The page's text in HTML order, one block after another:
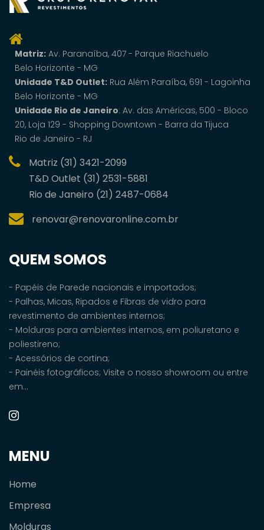
Matriz: Av. Paranaí­ba, 407 - Parque Riachuelo
Belo Horizonte - MG
Unidade T&D Outlet: Rua Além Paraíba, 691 - Lagoinha
Belo Horizonte - MG
Unidade Rio de Janeiro: Av. das Américas, 500 - Bloco
20, Loja 129 - Shopping Downtown - Barra da Tijuca
Rio de Janeiro - RJ
Matriz (31) 3421-2099
T&D Outlet (31) 2531-5881
Rio de Janeiro (21) 2487-0684
renovar@renovaronline.com.br
QUEM SOMOS
- Papéis de Parede nacionais e importados;
- Palhas, Micas, Ripados e Fibras de vidro para
revestimento de ambientes internos;
- Molduras para ambientes internos, em poliuretano e
poliestireno;
- Acessórios de cortina;
- Painéis fotográficos; Visite o nosso showroom ou entre
em...
MENU
Home
Empresa
Molduras